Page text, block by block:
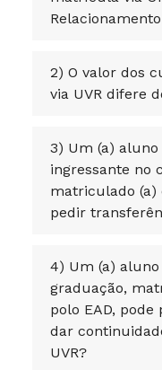
2) O valor dos
via UVR difere
3) Um (a) aluno
ingressante no
matriculado (a)
pedir
4) Um (a) aluno
graduação,
polo EAD,
dar
UVR?